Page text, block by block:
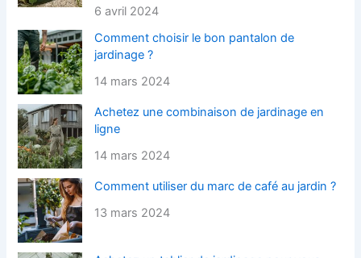
6 avril 2024
Comment choisir le bon pantalon de
jardinage ?
14 mars 2024
Achetez une combinaison de jardinage en
ligne
14 mars 2024
Comment utiliser du marc de café au jardin ?
13 mars 2024